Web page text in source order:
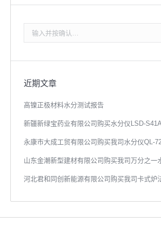
索：
近期文章
高镍正极材料水分测试报告
新疆新绿宝药业有限公司购买水分仪LSD-
永康市大成工贸有限公司购买我司水分仪QL-
山东金潮新型建材有限公司购买我司万分之一
河北君和同创新能源有限公司购买我司卡式炉